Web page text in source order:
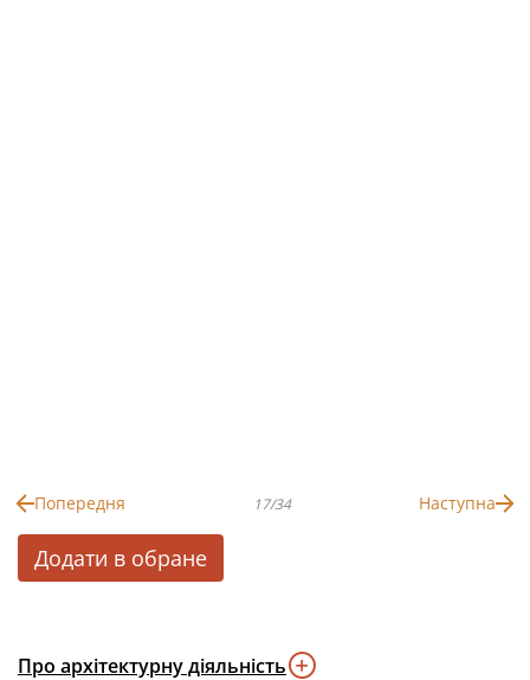
Попередня 17/34 Наступна
Додати в обране
Про архітектурну діяльність